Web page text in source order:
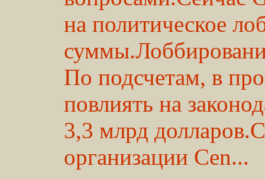
на политическое
По подсчетам, в
повлиять на
3,3 млрд
организации Cen...